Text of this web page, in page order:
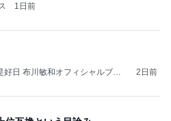
1日前
ャルブロ
2日前